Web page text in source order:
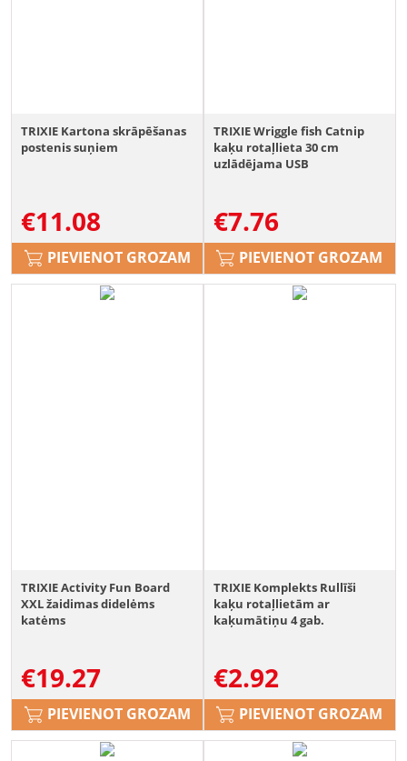
TRIXIE Kartona skrāpēšanas
postenis suņiem
€11.08
PIEVIENOT GROZAM
TRIXIE Wriggle fish Catnip
kaķu rotaļlieta 30 cm
uzlādējama USB
€7.76
PIEVIENOT GROZAM
TRIXIE Activity Fun Board
XXL žaidimas didelėms
katėms
€19.27
PIEVIENOT GROZAM
TRIXIE Komplekts Rullīši
kaķu rotaļlietām ar
kaķumātiņu 4 gab.
€2.92
PIEVIENOT GROZAM